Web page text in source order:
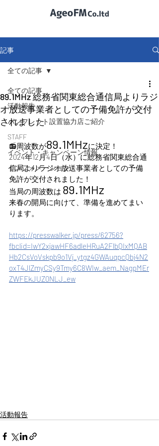
記事
全ての記事
活動報告
パンフレット設置協力店ご紹介
STAFF
イベント・キャンペーン情報
インフォメーション
全ての記事
89.1MHz 総務省関東総合通信局よりラジ
オ放送事業者としての予備免許が交付
されました
📻️周波数が89.1MHzに決定！
2024年12月4日（水）に総務省関東総合通
信局よりラジオ放送事業者としての予備
免許が交付されました！
当局の周波数は 89.1MHz
来春の開局に向けて、準備を進めてまい
ります。
https://presswalker.jp/press/62756?
fbclid=IwY2xjawHF6adleHRuA2FlbQIxMQAB
Hb2CsVoVskpb9o1Vj_ytgz4GWAuqpcQbj4N2
oxT4JlZmyCSy9Tmy6C8WIw_aem_NagpMEr
ZWFEkJUZ0NLJ_ew
活動報告